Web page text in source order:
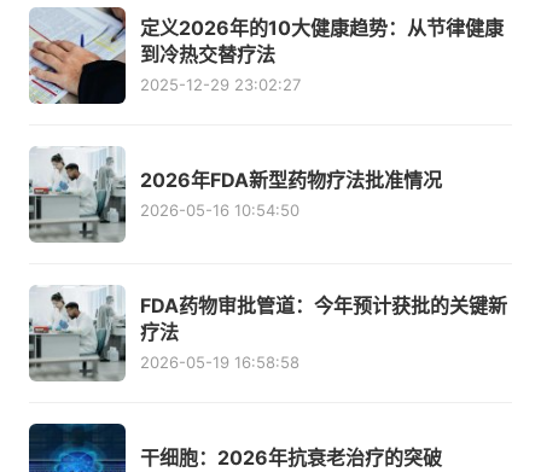
定义2026年的10大健康趋势：从节律健康
到冷热交替疗法
2025-12-29 23:02:27
2026年FDA新型药物疗法批准情况
2026-05-16 10:54:50
FDA药物审批管道：今年预计获批的关键新
疗法
2026-05-19 16:58:58
干细胞：2026年抗衰老治疗的突破